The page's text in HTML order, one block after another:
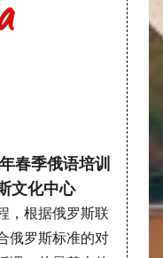
春季俄语培训
文化中心
，根据俄罗斯联
俄罗斯标准的对